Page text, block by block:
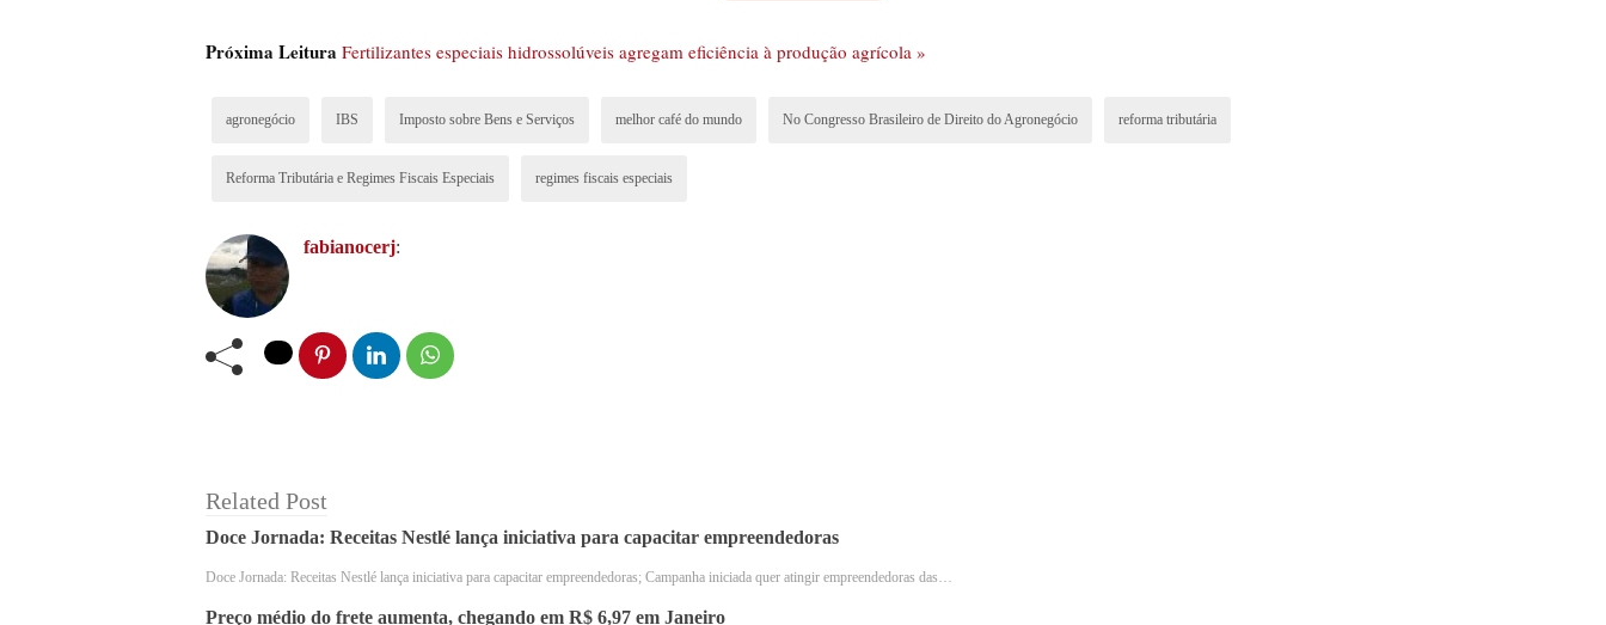
Congresso Brasileiro de Direito do Agronegócio avaliará os efeitos da reforma tributária
Próxima Leitura Fertilizantes especiais hidrossolúveis agregam eficiência à produção agrícola »
agronegócio IBS Imposto sobre Bens e Serviços melhor café do mundo No Congresso Brasileiro de Direito do Agronegócio reforma tributária
Reforma Tributária e Regimes Fiscais Especiais regimes fiscais especiais
fabianocerj:
Related Post
Doce Jornada: Receitas Nestlé lança iniciativa para capacitar empreendedoras
Doce Jornada: Receitas Nestlé lança iniciativa para capacitar empreendedoras; Campanha iniciada quer atingir empreendedoras das…
Preço médio do frete aumenta, chegando em R$ 6,97 em Janeiro